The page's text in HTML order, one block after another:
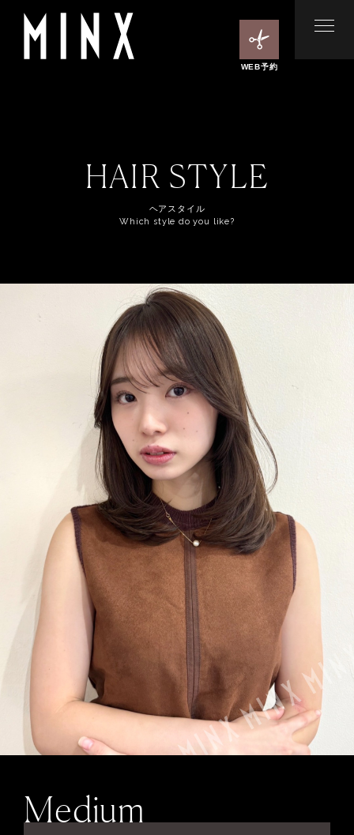
WEB予約
HAIR STYLE
ヘアスタイル
Which style do you like?
Medium